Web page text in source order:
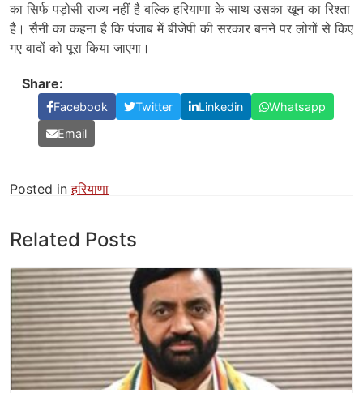
का सिर्फ पड़ोसी राज्य नहीं है बल्कि हरियाणा के साथ उसका खून का रिश्ता
है। सैनी का कहना है कि पंजाब में बीजेपी की सरकार बनने पर लोगों से किए
गए वादों को पूरा किया जाएगा।
Share:
Facebook Twitter Linkedin
Whatsapp
Email
Posted inहरियाणा
Related Posts